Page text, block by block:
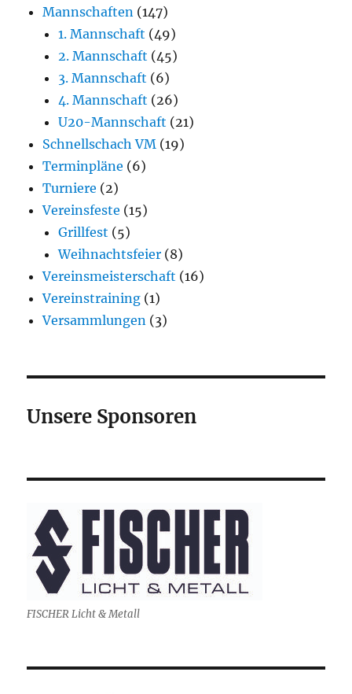
Mannschaften (147)
1. Mannschaft (49)
2. Mannschaft (45)
3. Mannschaft (6)
4. Mannschaft (26)
U20-Mannschaft (21)
Schnellschach VM (19)
Terminpläne (6)
Turniere (2)
Vereinsfeste (15)
Grillfest (5)
Weihnachtsfeier (8)
Vereinsmeisterschaft (16)
Vereinstraining (1)
Versammlungen (3)
Unsere Sponsoren
FISCHER Licht & Metall